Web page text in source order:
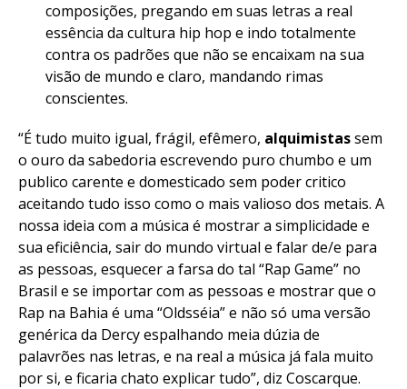
composições, pregando em suas letras a real
essência da cultura hip hop e indo totalmente
contra os padrões que não se encaixam na sua
visão de mundo e claro, mandando rimas
conscientes.
“É tudo muito igual, frágil, efêmero, alquimistassem
o ouro da sabedoria escrevendo puro chumbo e um
publico carente e domesticado sem poder critico
aceitando tudo isso como o mais valioso dos metais. A
nossa ideia com a música é mostrar a simplicidade e
sua eficiência, sair do mundo virtual e falar de/e para
as pessoas, esquecer a farsa do tal “Rap Game” no
Brasil e se importar com as pessoas e mostrar que o
Rap na Bahia é uma “Oldsséia” e não só uma versão
genérica da Dercy espalhando meia dúzia de
palavrões nas letras, e na real a música já fala muito
por si, e ficaria chato explicar tudo”, diz Coscarque.